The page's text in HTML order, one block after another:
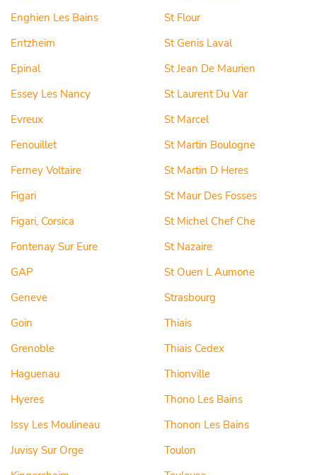
Enghien Les Bains
Entzheim
Epinal
Essey Les Nancy
Evreux
Fenouillet
Ferney Voltaire
Figari
Figari, Corsica
Fontenay Sur Eure
GAP
Geneve
Goin
Grenoble
Haguenau
Hyeres
Issy Les Moulineau
Juvisy Sur Orge
St Flour
St Genis Laval
St Jean De Maurien
St Laurent Du Var
St Marcel
St Martin Boulogne
St Martin D Heres
St Maur Des Fosses
St Michel Chef Che
St Nazaire
St Ouen L Aumone
Strasbourg
Thiais
Thiais Cedex
Thionville
Thono Les Bains
Thonon Les Bains
Toulon